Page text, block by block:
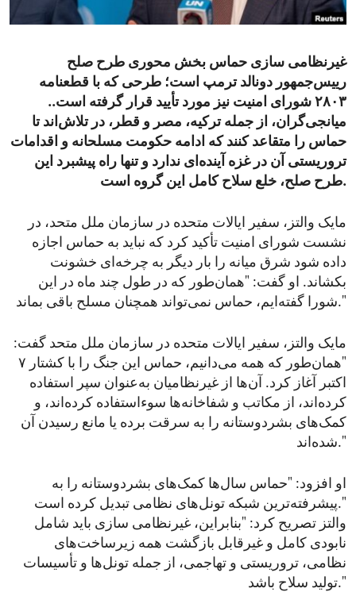
ENVIRONMENT AND HEALTH
غیرنظامی سازی حماس بخش محوری طرح صلح
رییس‌جمهور دونالد ترمپ است؛ طرحی که با قطعنامه
۲۸۰۳ شورای امنیت نیز مورد تأیید قرار گرفته است..
میانجی‌گران، از جمله ترکیه، مصر و قطر، در تلاش‌اند تا
حماس را متقاعد کنند که ادامه حکومت مسلحانه و اقدامات
تروریستی آن در غزه آینده‌ای ندارد و تنها راه پیشبرد این
طرح صلح، خلع سلاح کامل این گروه است.
مایک والتز، سفیر ایالات متحده در سازمان ملل متحد، در
نشست شورای امنیت تأکید کرد که نباید به حماس اجازه
داده شود شرق میانه را بار دیگر به چرخه‌ای خشونت
بکشاند. او گفت: "همان‌طور که در طول چند ماه در این
شورا گفته‌ایم، حماس نمی‌تواند همچنان مسلح باقی بماند."
مایک والتز، سفیر ایالات متحده در سازمان ملل متحد گفت:
"همان‌طور که همه می‌دانیم، حماس این جنگ را با کشتار ۷
اکتبر آغاز کرد. آن‌ها از غیرنظامیان به‌عنوان سپر استفاده
کرده‌اند، از مکاتب و شفاخانه‌ها سوءاستفاده کرده‌اند، و
کمک‌های بشردوستانه را به سرقت برده یا مانع رسیدن آن
شده‌اند."
او افزود: "حماس سال‌ها کمک‌های بشردوستانه را به
پیشرفته‌ترین شبکه تونل‌های نظامی تبدیل کرده است."
والتز تصریح کرد: "بنابراین، غیرنظامی سازی باید شامل
نابودی کامل و غیرقابل بازگشت همه زیرساخت‌های
نظامی، تروریستی و تهاجمی، از جمله تونل‌ها و تأسیسات
تولید سلاح باشد."